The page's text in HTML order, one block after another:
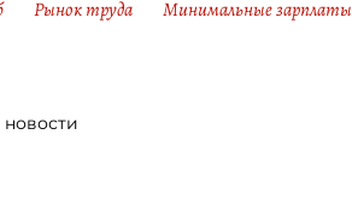
Рынок труда Минимальные зарплаты